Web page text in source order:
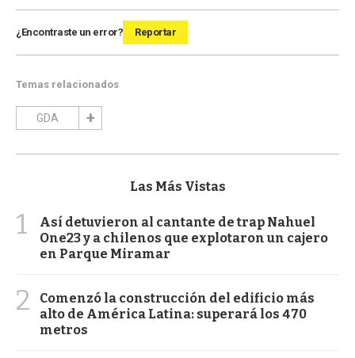
¿Encontraste un error? Reportar
Temas relacionados
GDA
Las Más Vistas
1
Así detuvieron al cantante de trap Nahuel
One23 y a chilenos que explotaron un cajero
en Parque Miramar
2
Comenzó la construcción del edificio más
alto de América Latina: superará los 470
metros